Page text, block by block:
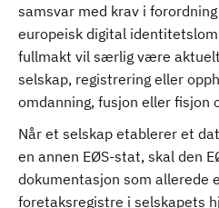
samsvar med krav i
europeisk digital
fullmakt vil særlig være
selskap, registrering eller
omdanning, fusjon eller fisjon
Når et selskap etablerer et
en annen EØS-stat, skal den
dokumentasjon som allerede
foretaksregistre i selskapets